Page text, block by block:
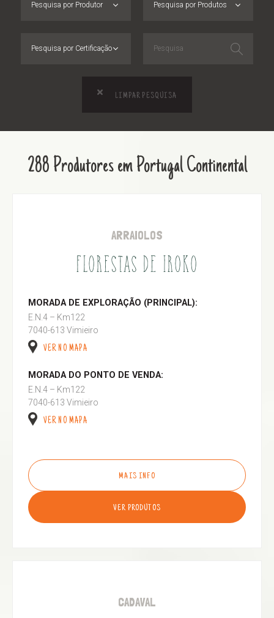
Pesquisa por Produtor Pesquisa por Produtos
Pesquisa por Certificação
LIMPAR PESQUISA
288 Produtores em Portugal Continental
ARRAIOLOS
FLORESTAS DE IROKO
MORADA DE EXPLORAÇÃO (PRINCIPAL):
E.N.4 – Km122
7040-613 Vimieiro
VER NO MAPA
MORADA DO PONTO DE VENDA:
E.N.4 – Km122
7040-613 Vimieiro
VER NO MAPA
MAIS INFO
VER PRODUTOS
CADAVAL